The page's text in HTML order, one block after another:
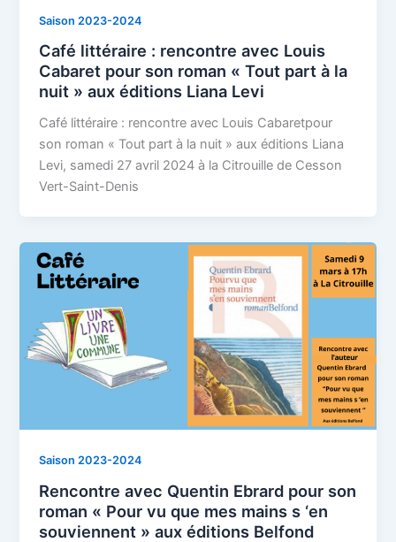
Saison 2023-2024
Café littéraire : rencontre avec Louis
Cabaret pour son roman « Tout part à la
nuit » aux éditions Liana Levi
Café littéraire : rencontre avec Louis Cabaretpour
son roman « Tout part à la nuit » aux éditions Liana
Levi, samedi 27 avril 2024 à la Citrouille de Cesson
Vert-Saint-Denis
Saison 2023-2024
Rencontre avec Quentin Ebrard pour son
roman « Pour vu que mes mains s ‘en
souviennent » aux éditions Belfond